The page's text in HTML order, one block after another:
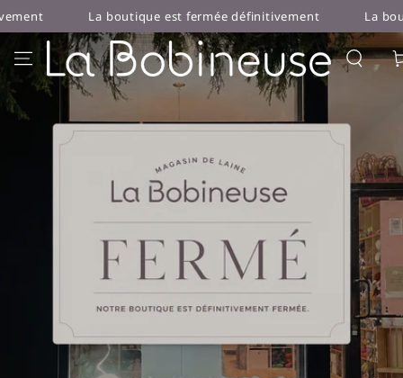
IGNORER LE
CONTENU
boutique est fermée définitivement La boutique est